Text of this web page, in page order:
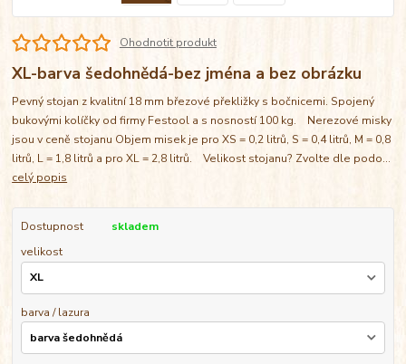
Ohodnotit produkt
XL-barva šedohnědá-bez jména a bez obrázku
Pevný stojan z kvalitní 18 mm březové překližky s bočnicemi. Spojený
bukovými kolíčky od firmy Festool a s nosností 100 kg. Nerezové misky
jsou v ceně stojanu Objem misek je pro XS = 0,2 litrů, S = 0,4 litrů, M = 0,8
litrů, L = 1,8 litrů a pro XL = 2,8 litrů. Velikost stojanu? Zvolte dle podo...
celý popis
Dostupnost
skladem
velikost
barva / lazura